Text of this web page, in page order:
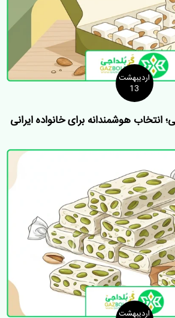
اردیبهشت
13
انتخاب هوشمندانه برای خانواده ایرانی
اردیبهشت